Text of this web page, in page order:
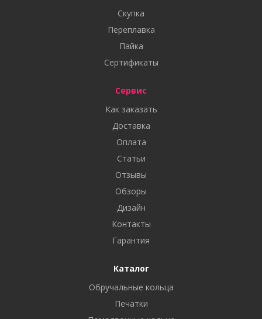
Скупка
Переплавка
Пайка
Сертификаты
Сервис
Как заказать
Доставка
Оплата
Статьи
Отзывы
Обзоры
Дизайн
Контакты
Гарантия
Каталог
Обручальные кольца
Печатки